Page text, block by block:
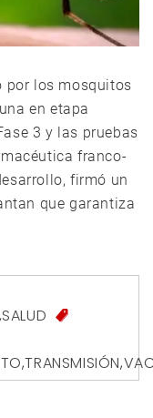
por los mosquitos
en etapa
3 y las pruebas
franco-
firmó un
que garantiza
,SALUD
,TRANSMISIÓN,